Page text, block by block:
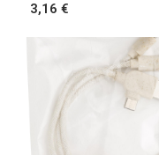
3,16 €